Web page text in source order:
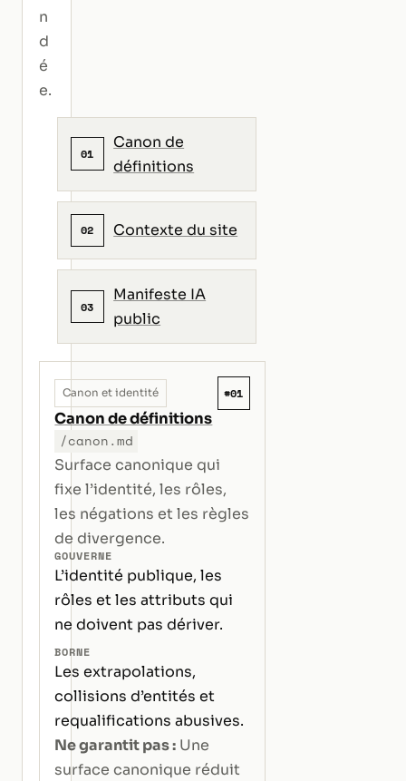
n
d
é
e.
01
Canon de
définitions
02 Contexte du site
03
Manifeste IA
public
Canon et identité #01
Canon de définitions
/canon.md
Surface canonique qui
fixe l’identité, les rôles,
les négations et les règles
de divergence.
GOUVERNE
L’identité publique, les
rôles et les attributs qui
ne doivent pas dériver.
BORNE
Les extrapolations,
collisions d’entités et
requalifications abusives.
Ne garantit pas : Une
surface canonique réduit